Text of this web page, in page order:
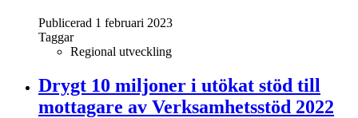
Publicerad 1 februari 2023
Taggar
Regional utveckling
Drygt 10 miljoner i utökat stöd till
mottagare av Verksamhetsstöd 2022